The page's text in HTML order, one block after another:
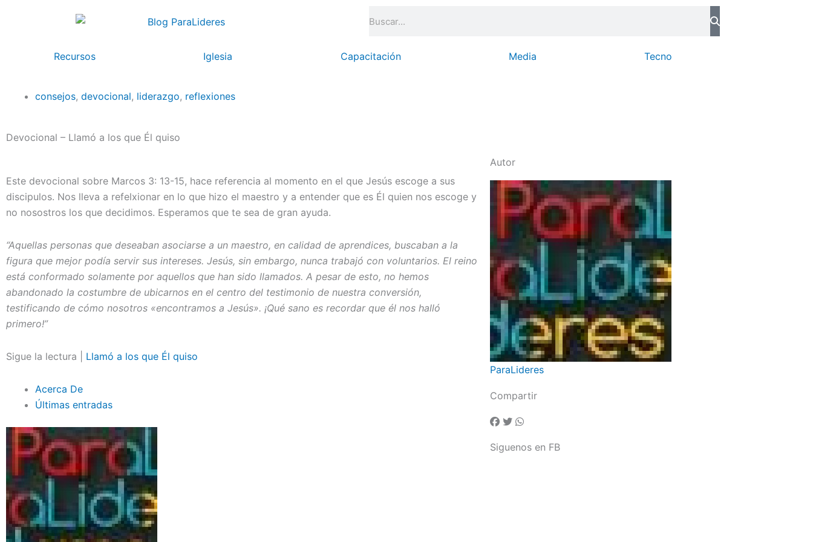
Recursos Iglesia Capacitación Media Tecno
consejos, devocional, liderazgo, reflexiones
Devocional – Llamó a los que Él quiso
Este devocional sobre Marcos 3: 13-15, hace referencia al momento en el que Jesús escoge a sus
discipulos. Nos lleva a refelxionar en lo que hizo el maestro y a entender que es Él quien nos escoge y
no nosostros los que decidimos. Esperamos que te sea de gran ayuda.
“Aquellas personas que deseaban asociarse a un maestro, en calidad de aprendices, buscaban a la
figura que mejor podía servir sus intereses. Jesús, sin embargo, nunca trabajó con voluntarios. El reino
está conformado solamente por aquellos que han sido llamados. A pesar de esto, no hemos
abandonado la costumbre de ubicarnos en el centro del testimonio de nuestra conversión,
testificando de cómo nosotros «encontramos a Jesús». ¡Qué sano es recordar que él nos halló
primero!”
Sigue la lectura | Llamó a los que Él quiso
Acerca De
Últimas entradas
Autor
ParaLideres
Compartir
Siguenos en FB